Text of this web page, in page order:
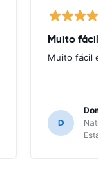
Muito fácil
Muito fácil e
D